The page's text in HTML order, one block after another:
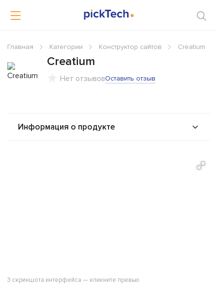
Главная Категории Конструктор сайтов Creatium
Creatium
Нет отзывовОставить отзыв
Информация о продукте
3 скриншота интерфейса — кликните превью